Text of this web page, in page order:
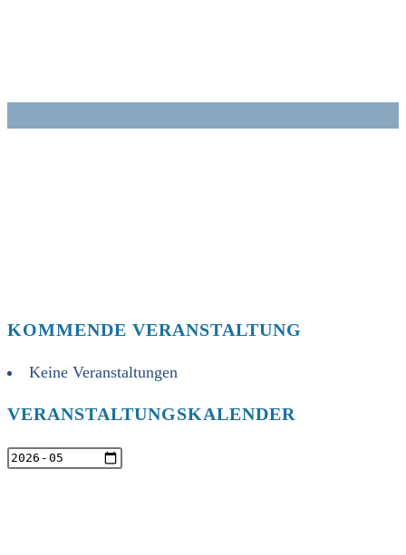
KOMMENDE VERANSTALTUNG
Keine Veranstaltungen
VERANSTALTUNGSKALENDER